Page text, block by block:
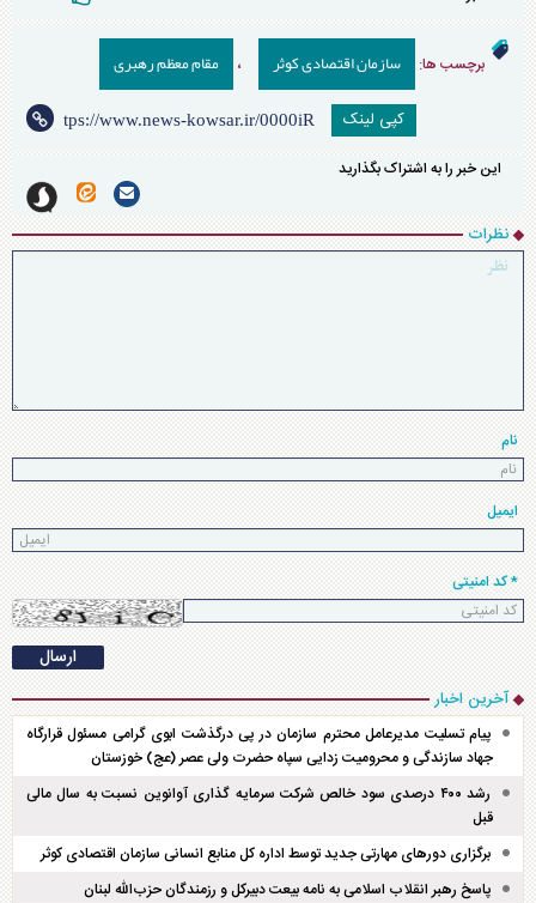
برچسب ها: سازمان اقتصادی کوثر ، مقام معظم رهبری
کپی لینک
این خبر را به اشتراک بگذارید
نظرات
نام
ایمیل
* کد امنیتی
آخرین اخبار
پیام تسلیت مدیرعامل محترم سازمان در پی درگذشت ابوی گرامی مسئول قرارگاه
جهاد سازندگی و محرومیت زدایی سپاه حضرت ولی عصر (عج) خوزستان
رشد ۴۰۰ درصدی سود خالص شرکت سرمایه گذاری آوانوین نسبت به سال مالی
قبل
برگزاری دور‌های مهارتی جدید توسط اداره کل منابع انسانی سازمان اقتصادی کوثر
پاسخ رهبر انقلاب اسلامی به نامه بیعت دبیرکل و رزمندگان حزب‌الله لبنان